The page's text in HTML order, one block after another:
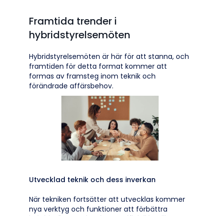
Framtida trender i
hybridstyrelsemöten
Hybridstyrelsemöten är här för att stanna, och
framtiden för detta format kommer att
formas av framsteg inom teknik och
förändrade affärsbehov.
Utvecklad teknik och dess inverkan
När tekniken fortsätter att utvecklas kommer
nya verktyg och funktioner att förbättra